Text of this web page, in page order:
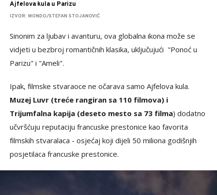
Ajfelova kula u Parizu
IZVOR: MONDO/STEFAN STOJANOVIĆ
Sinonim za ljubav i avanturu, ova globalna ikona može se
vidjeti u bezbroj romantičnih klasika, uključujući "Ponoć u
Parizu" i "Ameli".
Ipak, filmske stvaraoce ne očarava samo Ajfelova kula.
Muzej Luvr (treće rangiran sa 110 filmova) i
Trijumfalna kapija (deseto mesto sa 73 filma) dodatno
učvršćuju reputaciju francuske prestonice kao favorita
filmskih stvaralaca - osjećaj koji dijeli 50 miliona godišnjih
posjetilaca francuske prestonice.